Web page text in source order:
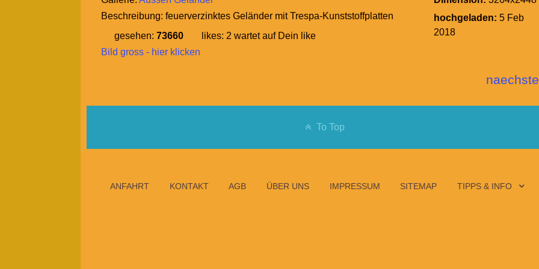
Beschreibung:feuerverzinktes Geländer mit Trespa-Kunststoffplatten
gesehen:73660 likes: 2 wartet auf Dein like
Bild gross - hier klicken
hochgeladen:5 Feb
2018
To Top
ANFAHRT KONTAKT AGB ÜBER UNS IMPRESSUM SITEMAP TIPPS & INFO